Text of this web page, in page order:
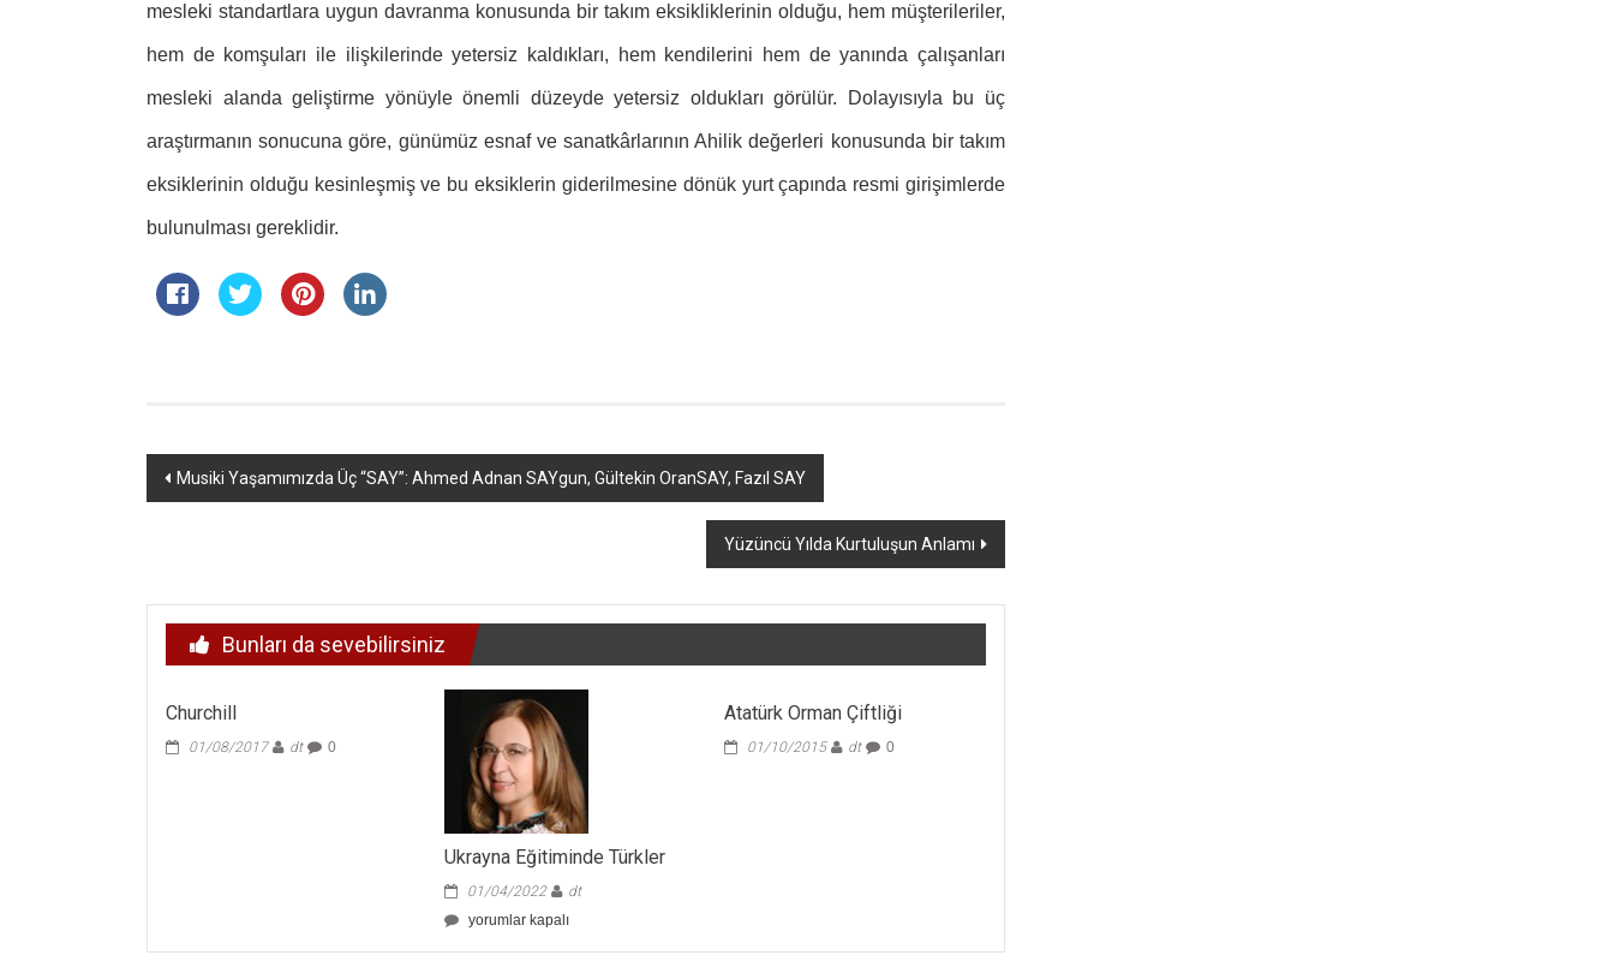
mesleki standartlara uygun davranma konusunda bir takım eksikliklerinin olduğu, hem müşterileriler,
hem de komşuları ile ilişkilerinde yetersiz kaldıkları, hem kendilerini hem de yanında çalışanları
mesleki alanda geliştirme yönüyle önemli düzeyde yetersiz oldukları görülür. Dolayısıyla bu üç
araştırmanın sonucuna göre, günümüz esnaf ve sanatkârlarının Ahilik değerleri konusunda bir takım
eksiklerinin olduğu kesinleşmiş ve bu eksiklerin giderilmesine dönük yurt çapında resmi girişimlerde
bulunulması gereklidir.
Yazı
Musiki Yaşamımızda Üç “SAY”: Ahmed Adnan SAYgun, Gültekin OranSAY, Fazıl SAY
Yüzüncü Yılda Kurtuluşun Anlamı
Bunları da sevebilirsiniz
Churchill
01/08/2017 dt 0
Ukrayna Eğitiminde Türkler
01/04/2022
dt
Ukrayna
yorumlar kapalı
Atatürk Orman Çiftliği
01/10/2015 dt 0